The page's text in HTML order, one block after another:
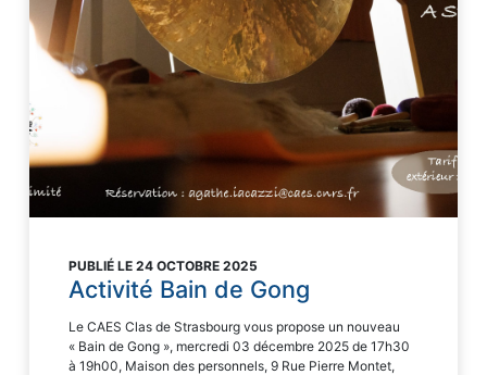
PUBLIÉ LE 24 OCTOBRE 2025
Activité Bain de Gong
Le CAES Clas de Strasbourg vous propose un nouveau
« Bain de Gong », mercredi 03 décembre 2025 de 17h30
à 19h00, Maison des personnels, 9 Rue Pierre Montet,